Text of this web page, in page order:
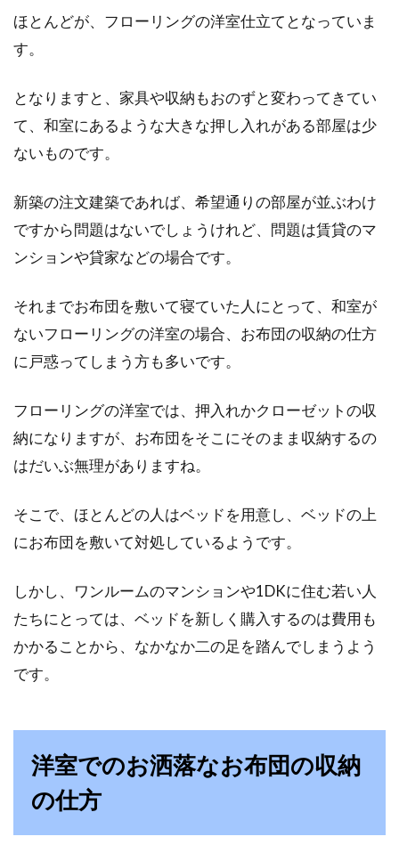
のでしょうか。最近は、畳がある部屋が減って
来つ...
気持ち悪い！！和室の壁にカビ発
ね。家屋に発生するカビは、普通にお掃除して
いるだけ...
セミダブルのベッドを購入！掛け布
団の最適なサイズは！？
団はシングルにするのかセミダブルにするのか
迷いませんか？...
お布団の収納グッズ6選！おしゃれ
で機能的なアイテムを厳選
お布団は厚みがある上、幅を取るため収納する
ペースが...
ほとんどが、フローリングの洋室仕立てとなっていま
す。
となりますと、家具や収納もおのずと変わってきてい
て、和室にあるような大きな押し入れがある部屋は少
ないものです。
新築の注文建築であれば、希望通りの部屋が並ぶわけ
ですから問題はないでしょうけれど、問題は賃貸のマ
ンションや貸家などの場合です。
それまでお布団を敷いて寝ていた人にとって、和室が
ないフローリングの洋室の場合、お布団の収納の仕方
に戸惑ってしまう方も多いです。
フローリングの洋室では、押入れかクローゼットの収
納になりますが、お布団をそこにそのまま収納するの
はだいぶ無理がありますね。
そこで、ほとんどの人はベッドを用意し、ベッドの上
にお布団を敷いて対処しているようです。
しかし、ワンルームのマンションや1DKに住む若い人
たちにとっては、ベッドを新しく購入するのは費用も
かかることから、なかなか二の足を踏んでしまうよう
です。
洋室でのお洒落なお布団の収納
の仕方